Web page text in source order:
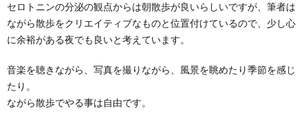
セロトニンの分泌の観点からは朝散歩が良いらしいですが、筆者は
ながら散歩をクリエイティブなものと位置付けているので、少し心
に余裕がある夜でも良いと考えています。
音楽を聴きながら、写真を撮りながら、風景を眺めたり季節を感じ
たり。
ながら散歩でやる事は自由です。